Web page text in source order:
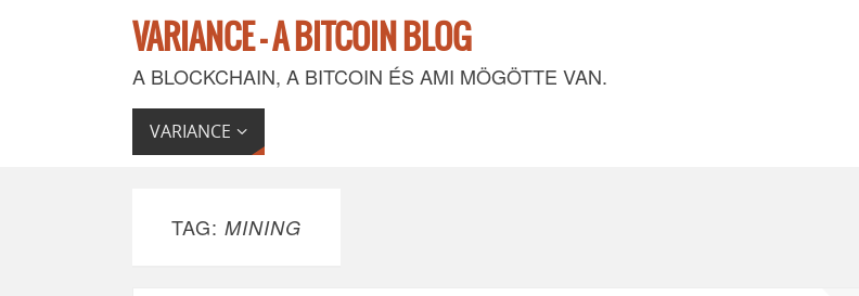
VARIANCE - A BITCOIN BLOG
A BLOCKCHAIN, A BITCOIN ÉS AMI MÖGÖTTE VAN.
VARIANCE
TAG: MINING